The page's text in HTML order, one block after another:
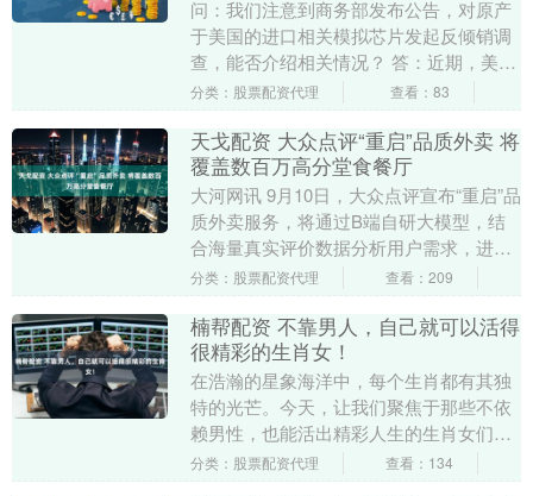
问：我们注意到商务部发布公告，对原产
于美国的进口相关模拟芯片发起反倾销调
查，能否介绍相关情况？ 答：近期，美国
政府泛化国家安全概念，滥用出口管制
分类：股票配资代理 查看：83
天戈配资 大众点评“重启”品质外卖 将
覆盖数百万高分堂食餐厅
大河网讯 9月10日，大众点评宣布“重启”品
质外卖服务，将通过B端自研大模型，结
合海量真实评价数据分析用户需求，进一
步剔除非真实点评数据，以“AI+真实高
分类：股票配资代理 查看：209
楠帮配资 不靠男人，自己就可以活得
很精彩的生肖女！
在浩瀚的星象海洋中，每个生肖都有其独
特的光芒。今天，让我们聚焦于那些不依
赖男性，也能活出精彩人生的生肖女们。
她们如同夜空中最亮的星，独立而璀璨，
分类：股票配资代理 查看：134